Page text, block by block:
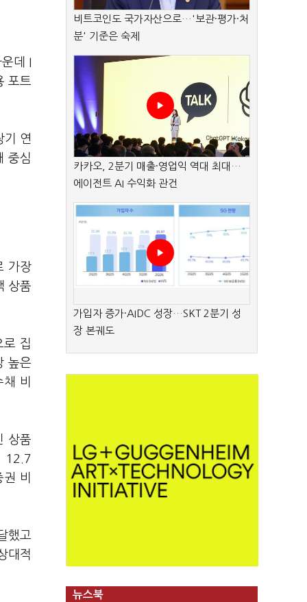
데 I
포트
기 연
중심
가장
상품
집
높은
비
상품
12.7
비
했고
대적
비트코인도 국가자산으로…'보관·평가·처
분' 기준은 숙제
카카오, 2분기 매출·영업익 역대 최대…
에이전트 AI 수익화 관건
가입자 증가·AIDC 성장…SKT 2분기 성
장 본궤도
뉴스북